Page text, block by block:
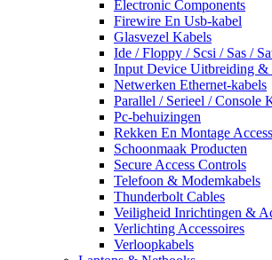
Electronic Components
Firewire En Usb-kabel
Glasvezel Kabels
Ide / Floppy / Scsi / Sas /
Input Device Uitbreiding &
Netwerken Ethernet-kabels
Parallel / Serieel / Console
Pc-behuizingen
Rekken En Montage
Schoonmaak Producten
Secure Access Controls
Telefoon & Modemkabels
Thunderbolt Cables
Veiligheid Inrichtingen &
Verlichting Accessoires
Verloopkabels